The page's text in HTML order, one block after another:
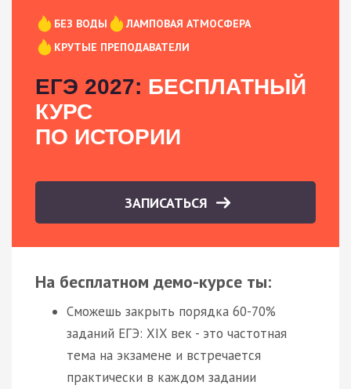
БЕЗ ВОДЫ
ЛАМПОВАЯ АТМОСФЕРА
КРУТЫЕ ПРЕПОДАВАТЕЛИ
ЕГЭ 2027: БЕСПЛАТНЫЙ
КУРС
ПО ИСТОРИИ
ЗАПИСАТЬСЯ
На бесплатном демо-курсе ты:
Сможешь закрыть порядка 60-70%
заданий ЕГЭ: XIX век - это частотная
тема на экзамене и встречается
практически в каждом задании